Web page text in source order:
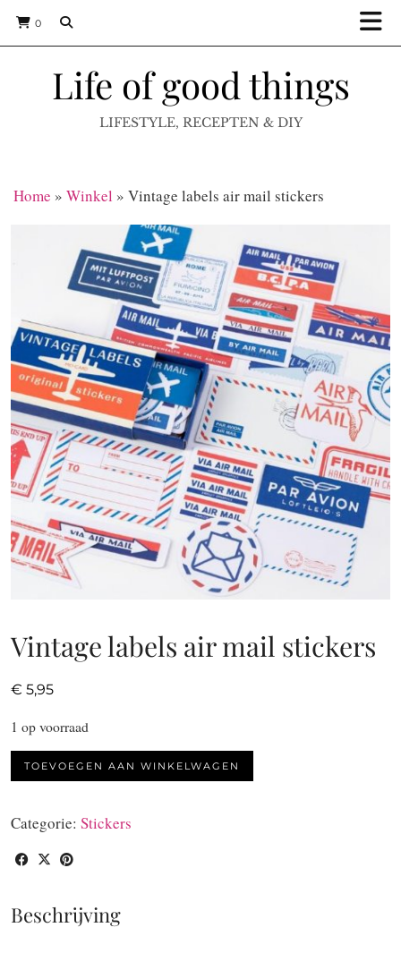
0
Life of good things
LIFESTYLE, RECEPTEN & DIY
Home » Winkel » Vintage labels air mail stickers
Vintage labels air mail stickers
€ 5,95
1 op voorraad
Vintage
labels
mail
stickers
aantal
TOEVOEGEN AAN WINKELWAGEN
Categorie: Stickers
Beschrijving